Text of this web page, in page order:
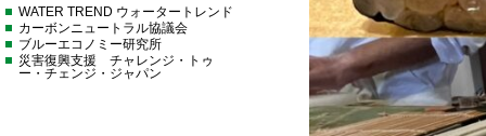
WATER TREND ウォータートレンド
カーボンニュートラル協議会
ブルーエコノミー研究所
災害復興支援 チャレンジ・トゥ
ー・チェンジ・ジャパン